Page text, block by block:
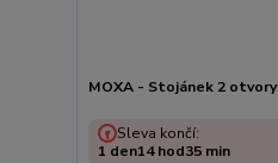
MOXA - Stojánek 2 otvory
Sleva končí:
1 den14hod35 min